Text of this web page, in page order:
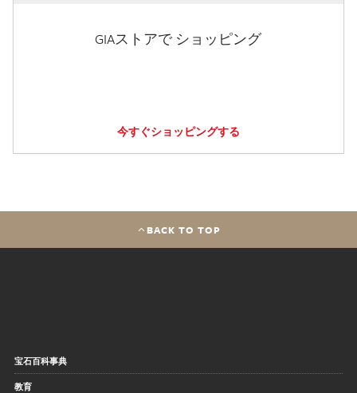
GIAストアで ショッピング
今すぐショッピングする
BACK TO TOP
宝石百科事典
教育